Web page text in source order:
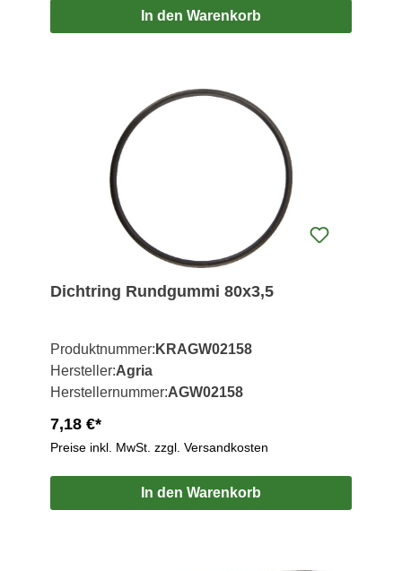
In den Warenkorb
Dichtring Rundgummi 80x3,5
Produktnummer: KRAGW02158
Hersteller:Agria
Herstellernummer:AGW02158
7,18 €*
Preise inkl. MwSt. zzgl. Versandkosten
In den Warenkorb